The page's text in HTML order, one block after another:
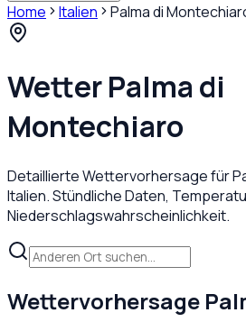
Home Italien Palma di
WetterPalma di
Montechiaro
Detaillierte Wettervorhersage für
Italien. Stündliche Daten,
Niederschlagswahrscheinlichkeit.
Wettervorhersage